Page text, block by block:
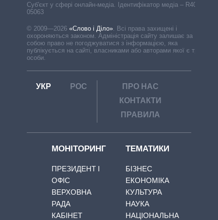
Cуб'єкт у сфері онлайн-медіа. Ідентифікатор медіа – R40-
05063
© 2009—2026 «Слово і Діло»
Всі права захищені і
охороняються законом. Адміністрація сайту залишає за
собою право не погоджуватися з інформацією, яка
публікується на сайті, власниками або авторами якої є треті
особи.
УКР РОС
ПРО НАС
КОНТАКТИ
ПРАВИЛА
МОНІТОРИНГ
ПРЕЗИДЕНТ І
ОФІС
ВЕРХОВНА
РАДА
КАБІНЕТ
ТЕМАТИКИ
БІЗНЕС
ЕКОНОМІКА
КУЛЬТУРА
НАУКА
НАЦІОНАЛЬНА